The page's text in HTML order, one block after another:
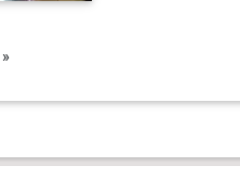
»Next